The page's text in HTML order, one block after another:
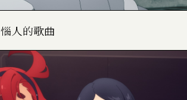
惱人的歌曲